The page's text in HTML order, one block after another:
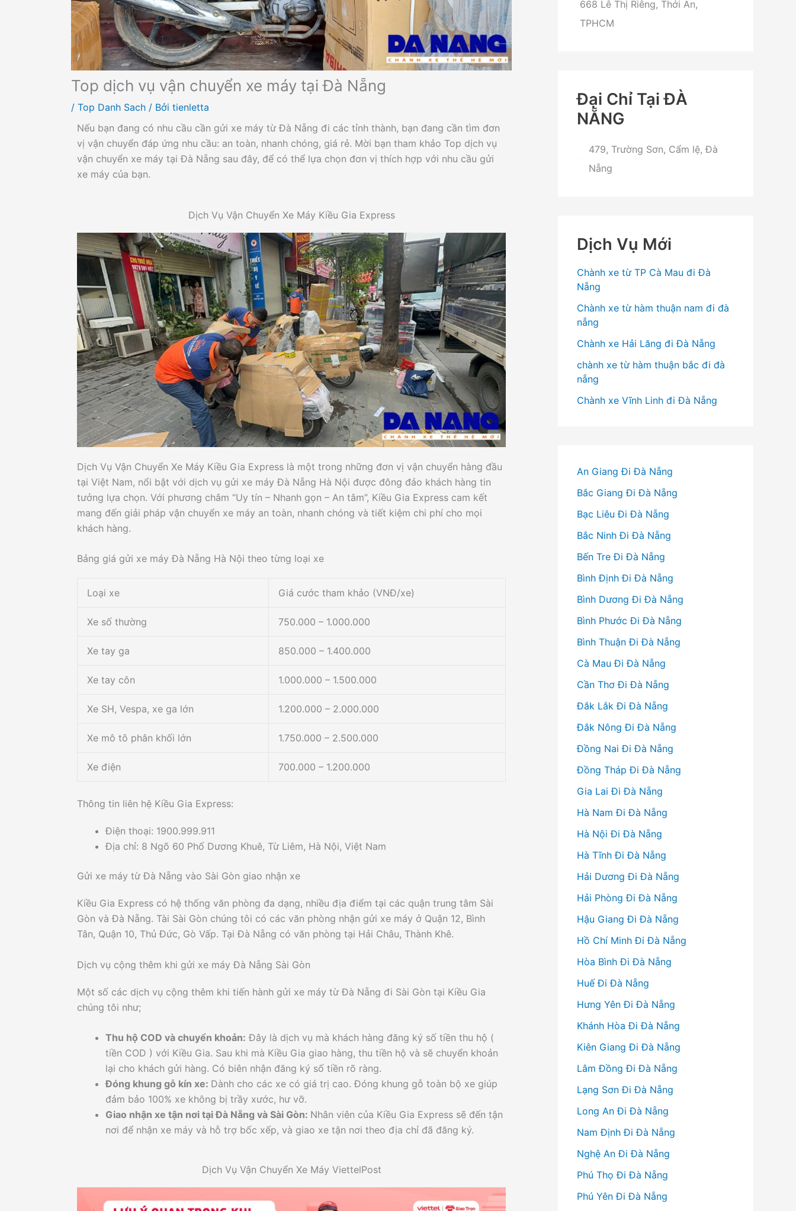
Top dịch vụ vận chuyển xe máy tại Đà Nẵng
/ Top Danh Sach / Bởi tienletta
Nếu bạn đang có nhu cầu cần gửi xe máy từ Đà Nẵng đi các tỉnh thành, bạn đang cần tìm đơn
vị vận chuyển đáp ứng nhu cầu: an toàn, nhanh chóng, giá rẻ. Mời bạn tham khảo Top dịch vụ
vận chuyển xe máy tại Đà Nẵng sau đây, để có thể lựa chọn đơn vị thích hợp với nhu cầu gửi
xe máy của bạn.
Dịch Vụ Vận Chuyển Xe Máy Kiều Gia Express
Dịch Vụ Vận Chuyển Xe Máy Kiều Gia Express là một trong những đơn vị vận chuyển hàng đầu
tại Việt Nam, nổi bật với dịch vụ gửi xe máy Đà Nẵng Hà Nội được đông đảo khách hàng tin
tưởng lựa chọn. Với phương châm “Uy tín – Nhanh gọn – An tâm”, Kiều Gia Express cam kết
mang đến giải pháp vận chuyển xe máy an toàn, nhanh chóng và tiết kiệm chi phí cho mọi
khách hàng.
Bảng giá gửi xe máy Đà Nẵng Hà Nội theo từng loại xe
Loại xe Giá cước tham khảo (VNĐ/xe)
Xe số thường 750.000 – 1.000.000
Xe tay ga 850.000 – 1.400.000
Xe tay côn 1.000.000 – 1.500.000
Xe SH, Vespa, xe ga lớn 1.200.000 – 2.000.000
Xe mô tô phân khối lớn 1.750.000 – 2.500.000
Xe điện 700.000 – 1.200.000
Thông tin liên hệ Kiều Gia Express:
Điện thoại: 1900.999.911
Địa chỉ: 8 Ngõ 60 Phố Dương Khuê, Từ Liêm, Hà Nội, Việt Nam
Gửi xe máy từ Đà Nẵng vào Sài Gòn giao nhận xe
Kiều Gia Express có hệ thống văn phòng đa dạng, nhiều địa điểm tại các quận trung tâm Sài
Gòn và Đà Nẵng. Tài Sài Gòn chúng tôi có các văn phòng nhận gửi xe máy ở Quận 12, Bình
Tân, Quận 10, Thủ Đức, Gò Vấp. Tại Đà Nẵng có văn phòng tại Hải Châu, Thành Khê.
Dịch vụ cộng thêm khi gửi xe máy Đà Nẵng Sài Gòn
Một số các dịch vụ cộng thêm khi tiến hành gửi xe máy từ Đà Nẵng đi Sài Gòn tại Kiều Gia
chúng tôi như;
Thu hộ COD và chuyển khoản: Đây là dịch vụ mà khách hàng đăng ký số tiền thu hộ (
tiền COD ) với Kiều Gia. Sau khi mà Kiều Gia giao hàng, thu tiền hộ và sẽ chuyển khoản
lại cho khách gửi hàng. Có biên nhận đăng ký số tiền rõ ràng.
Đóng khung gỗ kín xe: Dành cho các xe có giá trị cao. Đóng khung gỗ toàn bộ xe giúp
đảm bảo 100% xe không bị trầy xước, hư vỡ.
Giao nhận xe tận nơi tại Đà Nẵng và Sài Gòn: Nhân viên của Kiều Gia Express sẽ đến tận
nơi để nhận xe máy và hỗ trợ bốc xếp, và giao xe tận nơi theo địa chỉ đã đăng ký.
Dịch Vụ Vận Chuyển Xe Máy ViettelPost
668 Lê Thị Riêng, Thới An,
TPHCM
Đại Chỉ Tại ĐÀ
NẴNG
479, Trường Sơn, Cẩm lệ, Đà
Nẵng
Dịch Vụ Mới
Chành xe từ TP Cà Mau đi Đà
Nẵng
Chành xe từ hàm thuận nam đi đà
nẵng
Chành xe Hải Lăng đi Đà Nẵng
chành xe từ hàm thuận bắc đi đà
nẵng
Chành xe Vĩnh Linh đi Đà Nẵng
An Giang Đi Đà Nẵng
Bắc Giang Đi Đà Nẵng
Bạc Liêu Đi Đà Nẵng
Bắc Ninh Đi Đà Nẵng
Bến Tre Đi Đà Nẵng
Bình Định Đi Đà Nẵng
Bình Dương Đi Đà Nẵng
Bình Phước Đi Đà Nẵng
Bình Thuận Đi Đà Nẵng
Cà Mau Đi Đà Nẵng
Cần Thơ Đi Đà Nẵng
Đắk Lắk Đi Đà Nẵng
Đắk Nông Đi Đà Nẵng
Đồng Nai Đi Đà Nẵng
Đồng Tháp Đi Đà Nẵng
Gia Lai Đi Đà Nẵng
Hà Nam Đi Đà Nẵng
Hà Nội Đi Đà Nẵng
Hà Tĩnh Đi Đà Nẵng
Hải Dương Đi Đà Nẵng
Hải Phòng Đi Đà Nẵng
Hậu Giang Đi Đà Nẵng
Hồ Chí Minh Đi Đà Nẵng
Hòa Bình Đi Đà Nẵng
Huế Đi Đà Nẵng
Hưng Yên Đi Đà Nẵng
Khánh Hòa Đi Đà Nẵng
Kiên Giang Đi Đà Nẵng
Lâm Đồng Đi Đà Nẵng
Lạng Sơn Đi Đà Nẵng
Long An Đi Đà Nẵng
Nam Định Đi Đà Nẵng
Nghệ An Đi Đà Nẵng
Phú Thọ Đi Đà Nẵng
Phú Yên Đi Đà Nẵng